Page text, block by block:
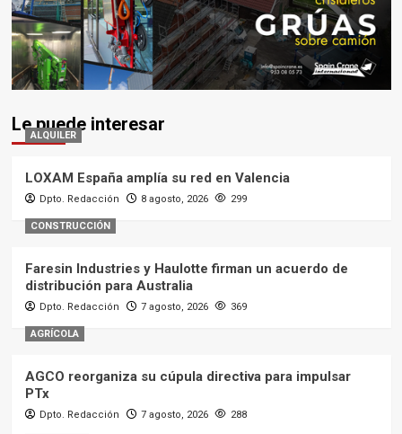
Le puede interesar
ALQUILER
LOXAM España amplía su red en Valencia
Dpto. Redacción 8 agosto, 2026 299
CONSTRUCCIÓN
Faresin Industries y Haulotte firman un acuerdo de
distribución para Australia
Dpto. Redacción 7 agosto, 2026 369
AGRÍCOLA
AGCO reorganiza su cúpula directiva para impulsar
PTx
Dpto. Redacción 7 agosto, 2026 288